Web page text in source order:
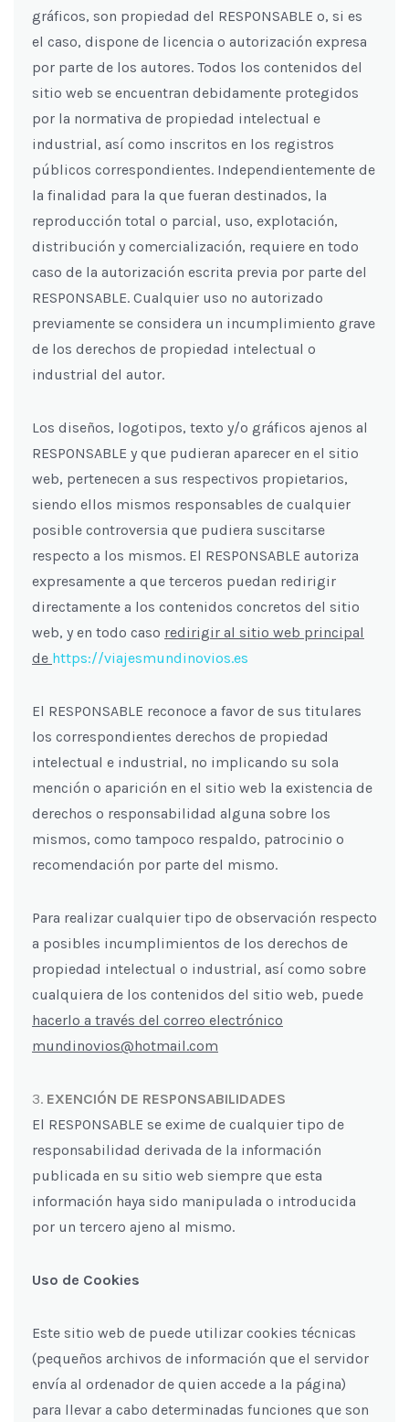
gráficos, son propiedad del RESPONSABLE o, si es
el caso, dispone de licencia o autorización expresa
por parte de los autores. Todos los contenidos del
sitio web se encuentran debidamente protegidos
por la normativa de propiedad intelectual e
industrial, así como inscritos en los registros
públicos correspondientes. Independientemente de
la finalidad para la que fueran destinados, la
reproducción total o parcial, uso, explotación,
distribución y comercialización, requiere en todo
caso de la autorización escrita previa por parte del
RESPONSABLE. Cualquier uso no autorizado
previamente se considera un incumplimiento grave
de los derechos de propiedad intelectual o
industrial del autor.
Los diseños, logotipos, texto y/o gráficos ajenos al
RESPONSABLE y que pudieran aparecer en el sitio
web, pertenecen a sus respectivos propietarios,
siendo ellos mismos responsables de cualquier
posible controversia que pudiera suscitarse
respecto a los mismos. El RESPONSABLE autoriza
expresamente a que terceros puedan redirigir
directamente a los contenidos concretos del sitio
web, y en todo caso redirigir al sitio web principal
de https://viajesmundinovios.es
El RESPONSABLE reconoce a favor de sus titulares
los correspondientes derechos de propiedad
intelectual e industrial, no implicando su sola
mención o aparición en el sitio web la existencia de
derechos o responsabilidad alguna sobre los
mismos, como tampoco respaldo, patrocinio o
recomendación por parte del mismo.
Para realizar cualquier tipo de observación respecto
a posibles incumplimientos de los derechos de
propiedad intelectual o industrial, así como sobre
cualquiera de los contenidos del sitio web, puede
hacerlo a través del correo electrónico
mundinovios@hotmail.com
EXENCIÓN DE RESPONSABILIDADES
El RESPONSABLE se exime de cualquier tipo de
responsabilidad derivada de la información
publicada en su sitio web siempre que esta
información haya sido manipulada o introducida
por un tercero ajeno al mismo.
Uso de Cookies
Este sitio web de puede utilizar cookies técnicas
(pequeños archivos de información que el servidor
envía al ordenador de quien accede a la página)
para llevar a cabo determinadas funciones que son